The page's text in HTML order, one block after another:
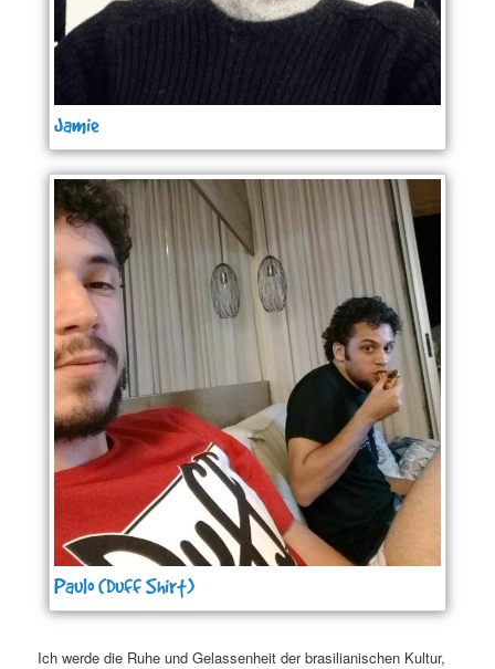
Jamie
Paulo (Duff Shirt)
Ich werde die Ruhe und Gelassenheit der brasilianischen Kultur,